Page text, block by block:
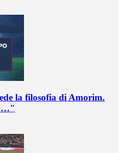
la filosofia di Amorim.